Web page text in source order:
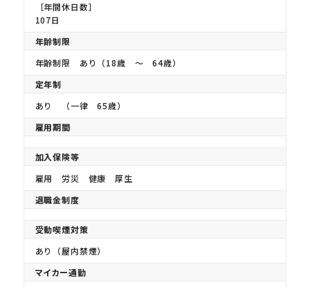
［年間休日数］
107日
年齢制限
年齢制限 あり（18歳 〜 64歳）
定年制
あり （一律 65歳）
雇用期間
加入保険等
雇用 労災 健康 厚生
退職金制度
受動喫煙対策
あり（屋内禁煙）
マイカー通勤